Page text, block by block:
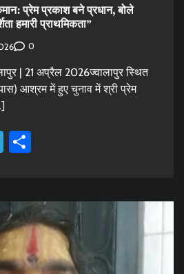
प्रेम प्रकाश बने प्रधान, बोले
हमारी प्राथमिकता”
0
| 21 अप्रैल 2026ज्वालापुर स्थित
आश्रम में हुए चुनाव में श्री प्रेम
Telegram